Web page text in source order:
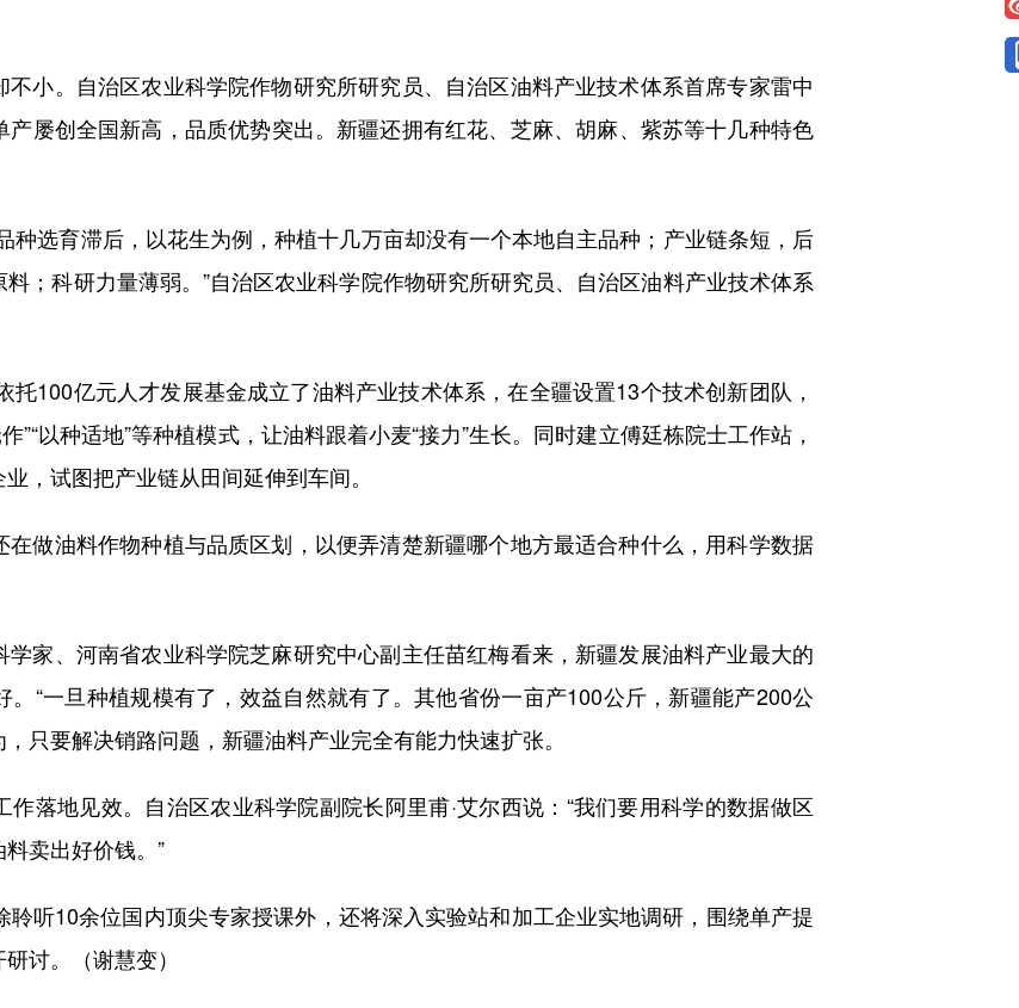
。自治区农业科学院作物研究所研究员、自治区油料产业技术体系首席专家雷中
屡创全国新高，品质优势突出。新疆还拥有红花、芝麻、胡麻、紫苏等十几种特色
选育滞后，以花生为例，种植十几万亩却没有一个本地自主品种；产业链条短，后
；科研力量薄弱。”自治区农业科学院作物研究所研究员、自治区油料产业技术体系
100亿元人才发展基金成立了油料产业技术体系，在全疆设置13个技术创新团队，
”“以种适地”等种植模式，让油料跟着小麦“接力”生长。同时建立傅廷栋院士工作站，
，试图把产业链从田间延伸到车间。
油料作物种植与品质区划，以便弄清楚新疆哪个地方最适合种什么，用科学数据
、河南省农业科学院芝麻研究中心副主任苗红梅看来，新疆发展油料产业最大的
“一旦种植规模有了，效益自然就有了。其他省份一亩产100公斤，新疆能产200公
只要解决销路问题，新疆油料产业完全有能力快速扩张。
地见效。自治区农业科学院副院长阿里甫·艾尔西说：“我们要用科学的数据做区
卖出好价钱。”
10余位国内顶尖专家授课外，还将深入实验站和加工企业实地调研，围绕单产提
讨。（谢慧变）